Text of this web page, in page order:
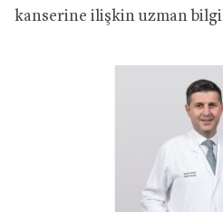
kanserine ilişkin uzman